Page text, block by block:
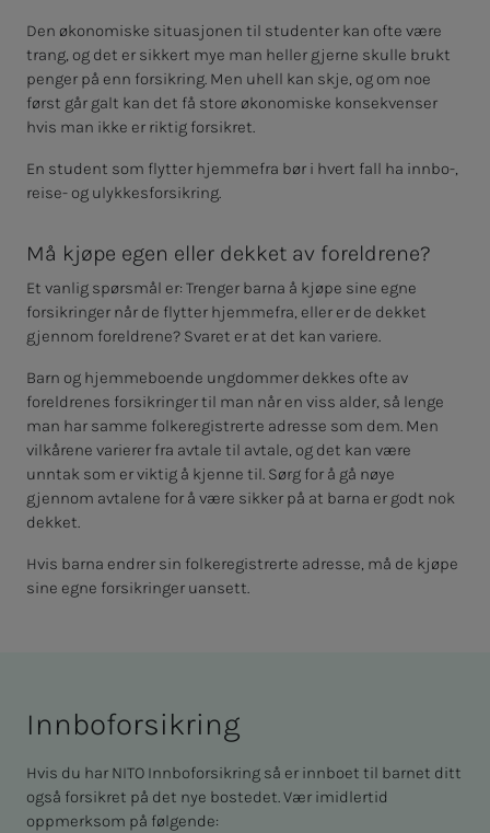
Den økonomiske situasjonen til studenter kan ofte være
trang, og det er sikkert mye man heller gjerne skulle brukt
penger på enn forsikring. Men uhell kan skje, og om noe
først går galt kan det få store økonomiske konsekvenser
hvis man ikke er riktig forsikret.
En student som flytter hjemmefra bør i hvert fall ha innbo-,
reise- og ulykkesforsikring.
Må kjøpe egen eller dekket av foreldrene?
Et vanlig spørsmål er: Trenger barna å kjøpe sine egne
forsikringer når de flytter hjemmefra, eller er de dekket
gjennom foreldrene? Svaret er at det kan variere.
Barn og hjemmeboende ungdommer dekkes ofte av
foreldrenes forsikringer til man når en viss alder, så lenge
man har samme folkeregistrerte adresse som dem. Men
vilkårene varierer fra avtale til avtale, og det kan være
unntak som er viktig å kjenne til. Sørg for å gå nøye
gjennom avtalene for å være sikker på at barna er godt nok
dekket.
Hvis barna endrer sin folkeregistrerte adresse, må de kjøpe
sine egne forsikringer uansett.
Inn­­­bo­­­for­­­sik­ring
Hvis du har NITO Innboforsikring så er innboet til barnet ditt
også forsikret på det nye bostedet. Vær imidlertid
oppmerksom på følgende: